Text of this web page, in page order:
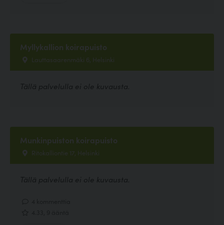
Myllykallion koirapuisto
Lauttasaarenmäki 6, Helsinki
Tällä palvelulla ei ole kuvausta.
Munkinpuiston koirapuisto
Ritokalliontie 17, Helsinki
Tällä palvelulla ei ole kuvausta.